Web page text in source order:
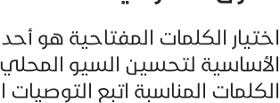
اختيار الكلمات المفتاحية هو أحد
الأساسية لتحسين السيو
الكلمات المناسبة اتبع التوصيات